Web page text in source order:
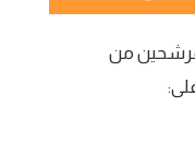
من